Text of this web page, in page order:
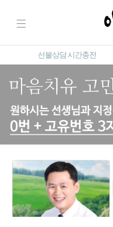
선불상담 시간충전